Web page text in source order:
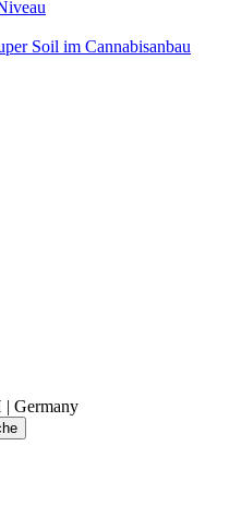
Soil im Cannabisanbau
Germany